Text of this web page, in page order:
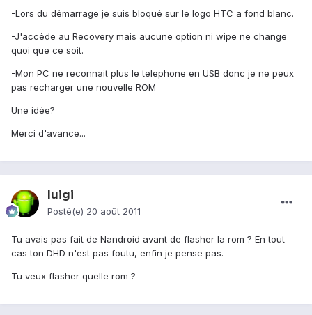
-Lors du démarrage je suis bloqué sur le logo HTC a fond blanc.
-J'accède au Recovery mais aucune option ni wipe ne change
quoi que ce soit.
-Mon PC ne reconnait plus le telephone en USB donc je ne peux
pas recharger une nouvelle ROM
Une idée?
Merci d'avance...
luigi
Posté(e) 20 août 2011
Tu avais pas fait de Nandroid avant de flasher la rom ? En tout
cas ton DHD n'est pas foutu, enfin je pense pas.
Tu veux flasher quelle rom ?